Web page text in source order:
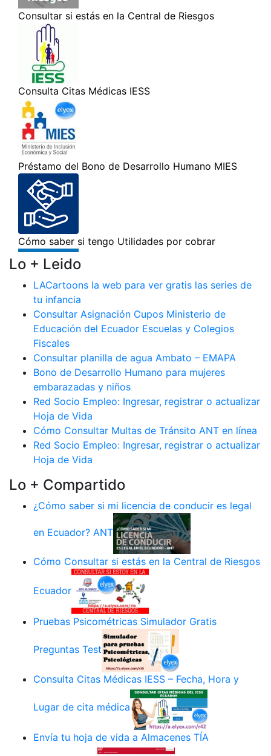
Lo + Leido
LACartoons la web para ver gratis las series de
tu infancia
Consultar Asignación Cupos Ministerio de
Educación del Ecuador Escuelas y Colegios
Fiscales
Consultar planilla de agua Ambato – EMAPA
Bono de Desarrollo Humano para mujeres
embarazadas y niños
Red Socio Empleo: Ingresar, registrar o actualizar
Hoja de Vida
Cómo Consultar Multas de Tránsito ANT en línea
Red Socio Empleo: Ingresar, registrar o actualizar
Hoja de Vida
Lo + Compartido
¿Cómo saber si mi licencia de conducir es legal
en Ecuador? ANT
Cómo Consultar si estás en la Central de Riesgos
Ecuador
Pruebas Psicométricas Simulador Gratis
Preguntas Test
Consulta Citas Médicas IESS – Fecha, Hora y
Lugar de cita médica
Envía tu hoja de vida a Almacenes TÍA